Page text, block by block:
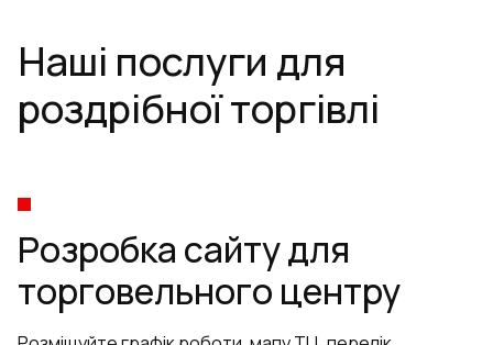
Наші послуги для
роздрібної торгівлі
Розробка сайту для
торговельного центру